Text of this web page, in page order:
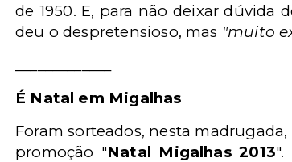
de 1950. E, para não deixar
deu o despretensioso, mas "muito
É Natal em Migalhas
Foram sorteados, nesta madrugada,
promoção "Natal Migalhas 2013".